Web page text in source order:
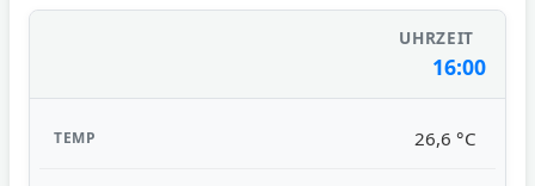
16:00
26,6 °C